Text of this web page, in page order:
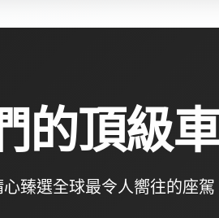
的頂級
心臻選全球最令人嚮往的座駕